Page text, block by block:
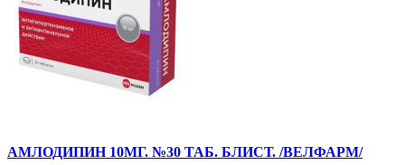
АМЛОДИПИН 10МГ. №30 ТАБ. БЛИСТ. /ВЕЛФАРМ/